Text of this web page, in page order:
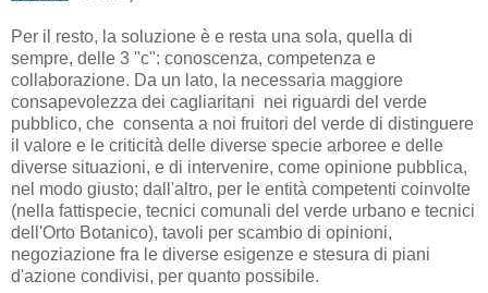
Per il resto, la soluzione è e resta una sola, quella di
sempre, delle 3 "c": conoscenza, competenza e
collaborazione. Da un lato, la necessaria maggiore
consapevolezza dei cagliaritani nei riguardi del verde
pubblico, che consenta a noi fruitori del verde di distinguere
il valore e le criticità delle diverse specie arboree e delle
diverse situazioni, e di intervenire, come opinione pubblica,
nel modo giusto; dall'altro, per le entità competenti coinvolte
(nella fattispecie, tecnici comunali del verde urbano e tecnici
dell'Orto Botanico), tavoli per scambio di opinioni,
negoziazione fra le diverse esigenze e stesura di piani
d'azione condivisi, per quanto possibile.